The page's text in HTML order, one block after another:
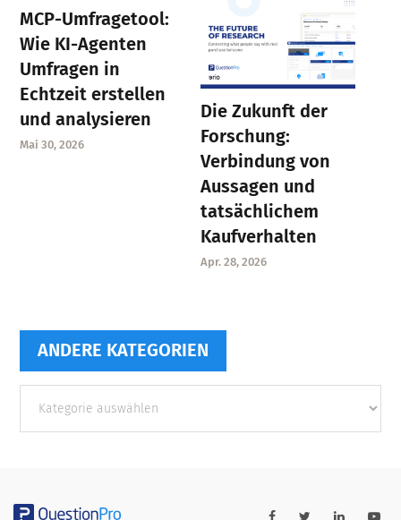
MCP-Umfragetool:
Wie KI-Agenten
Umfragen in
Echtzeit erstellen
und analysieren
Mai 30, 2026
Die Zukunft der
Forschung:
Verbindung von
Aussagen und
tatsächlichem
Kaufverhalten
Apr. 28, 2026
ANDERE KATEGORIEN
Kategorien